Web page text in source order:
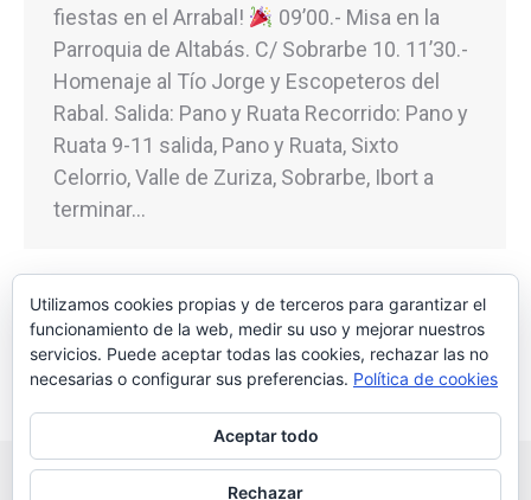
fiestas en el Arrabal!
09’00.- Misa en la
Parroquia de Altabás. C/ Sobrarbe 10. 11’30.-
Homenaje al Tío Jorge y Escopeteros del
Rabal. Salida: Pano y Ruata Recorrido: Pano y
Ruata 9-11 salida, Pano y Ruata, Sixto
Celorrio, Valle de Zuriza, Sobrarbe, Ibort a
terminar…
1 2 3 4 5 … 29 →
Utilizamos cookies propias y de terceros para garantizar el
funcionamiento de la web, medir su uso y mejorar nuestros
servicios. Puede aceptar todas las cookies, rechazar las no
necesarias o configurar sus preferencias. Política de cookies
Aceptar todo
Rechazar